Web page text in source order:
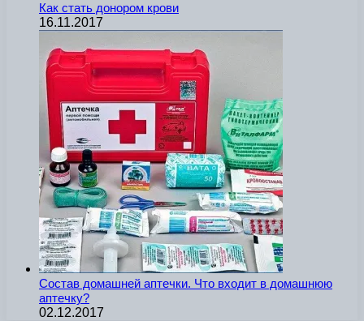
Как стать донором крови
16.11.2017
Состав домашней аптечки. Что входит в домашнюю
аптечку?
02.12.2017